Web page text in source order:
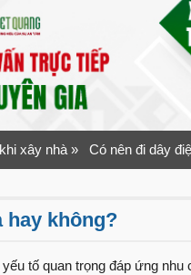
xây nhà » Có nên đi dây
hay không?
tố quan trọng đáp ứng